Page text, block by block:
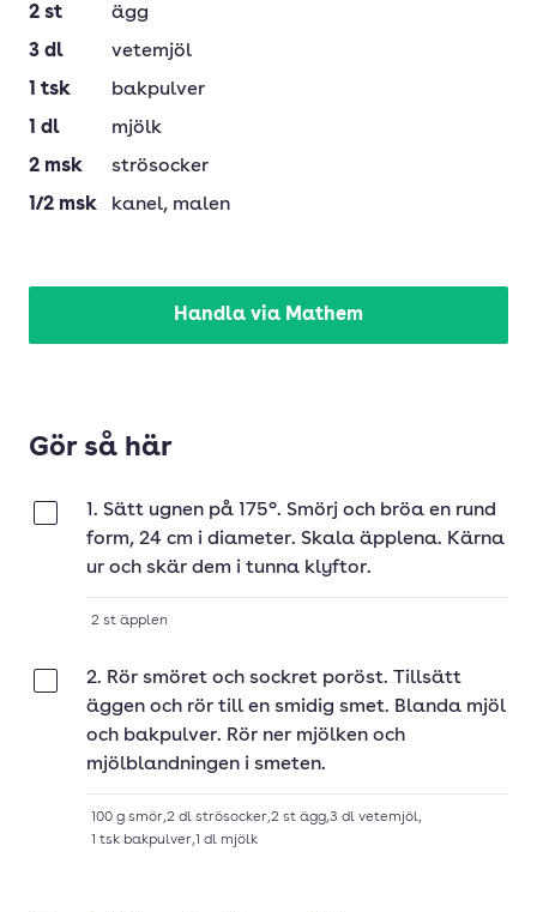
2 st
ägg
3 dl
vetemjöl
1 tsk
bakpulver
1 dl
mjölk
2 msk
strösocker
1/2 msk kanel, malen
Handla via Mathem
Gör så här
1. Sätt ugnen på 175°. Smörj och bröa en rund
form, 24 cm i diameter. Skala äpplena. Kärna
ur och skär dem i tunna klyftor.
2 st äpplen
2. Rör smöret och sockret poröst. Tillsätt
äggen och rör till en smidig smet. Blanda mjöl
och bakpulver. Rör ner mjölken och
mjölblandningen i smeten.
100 g smör,2 dl strösocker,2 st ägg,3 dl vetemjöl,
1 tsk bakpulver,1 dl mjölk